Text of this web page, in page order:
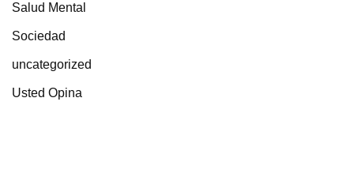
Salud Mental
Sociedad
uncategorized
Usted Opina